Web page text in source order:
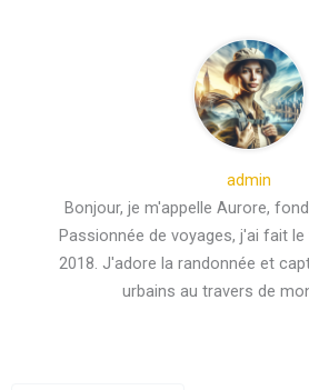
admin
Bonjour, je m'appelle Aurore,
Passionnée de voyages, j'ai fait
2018. J'adore la randonnée et
urbains au travers de